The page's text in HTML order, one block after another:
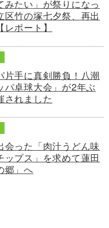
みたい」が祭りになっ
区竹の塚七夕祭、再出
ポート】
片手に真剣勝負！八潮
パ卓球大会」が2年ぶ
されました
会った「肉汁うどん味
ップス」を求めて蓮田
郷」へ